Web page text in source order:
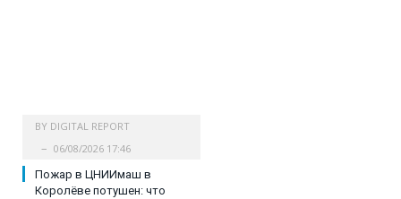
BY DIGITAL REPORT
06/08/2026 17:46
Пожар в ЦНИИмаш в
Королёве потушен: что